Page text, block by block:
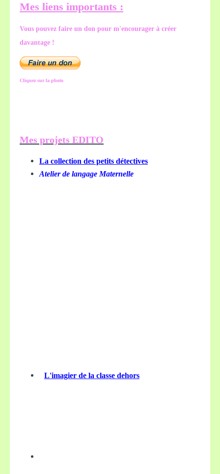
Mes liens importants :
Vous pouvez faire un don pour m'encourager à créer
davantage !
Cliquez sur la photo
Mes projets EDITO
La collection des petits détectives
Atelier de langage Maternelle
L'imagier de la classe dehors